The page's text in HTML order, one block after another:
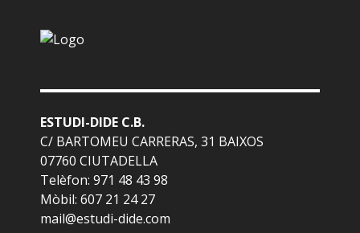
ESTUDI-DIDE C.B.
C/ BARTOMEU CARRERAS, 31 BAIXOS
07760 CIUTADELLA
Telèfon: 971 48 43 98
Mòbil: 607 21 24 27
mail@estudi-dide.com